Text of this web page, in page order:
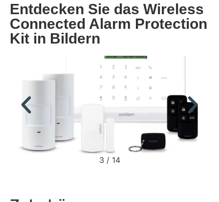
Entdecken Sie das Wireless
Connected Alarm Protection
Kit in Bildern
3 / 14